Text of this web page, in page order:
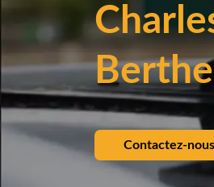
Contactez-nous